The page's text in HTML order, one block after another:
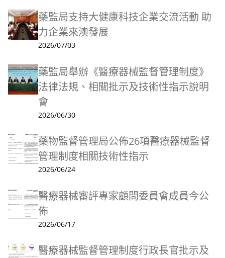
藥監局支持大健康科技企業交流活動 助
力企業來澳發展
2026/07/03
藥監局舉辦《醫療器械監督管理制度》
法律法規、相關批示及技術性指示說明
會
2026/06/30
藥物監督管理局公佈26項醫療器械監督
管理制度相關技術性指示
2026/06/24
醫療器械審評專家顧問委員會成員今公
佈
2026/06/17
醫療器械監督管理制度行政長官批示及